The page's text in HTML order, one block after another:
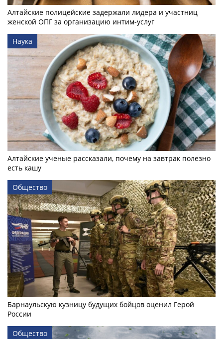
Алтайские полицейские задержали лидера и участниц
женской ОПГ за организацию интим-услуг
Наука
Алтайские ученые рассказали, почему на завтрак полезно
есть кашу
Общество
Барнаульскую кузницу будущих бойцов оценил Герой
России
Общество